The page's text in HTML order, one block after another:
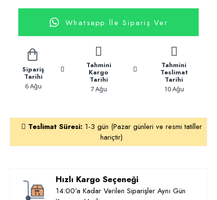
Whatsapp İle Sipariş Ver
Sipariş
Tarihi
6 Ağu
Tahmini
Kargo
Tarihi
7 Ağu
Tahmini
Teslimat
Tarihi
10 Ağu
Teslimat Süresi:1-3 gün (Pazar günleri ve resmi tatiller
hariçtir)
Hızlı Kargo Seçeneği
14:00’a Kadar Verilen Siparişler Aynı Gün